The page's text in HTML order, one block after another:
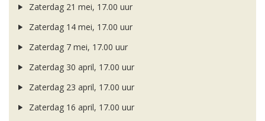
Zaterdag 21 mei, 17.00 uur
Zaterdag 14 mei, 17.00 uur
Zaterdag 7 mei, 17.00 uur
Zaterdag 30 april, 17.00 uur
Zaterdag 23 april, 17.00 uur
Zaterdag 16 april, 17.00 uur